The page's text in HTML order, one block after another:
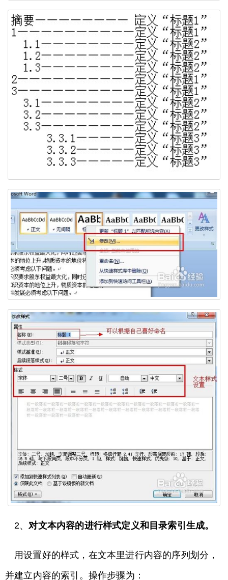
2、对文本内容的进行样式定义和目录索引生成。
用设置好的样式，在文本里进行内容的序列划分，
并建立内容的索引。操作步骤为：